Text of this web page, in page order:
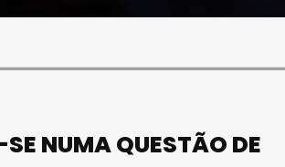
NUMA QUESTÃO DE